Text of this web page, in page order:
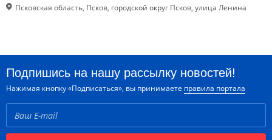
Псковская область, Псков, городской округ Псков, улица Ленина
Подпишись на нашу рассылку новостей!
Нажимая кнопку «Подписаться», вы принимаете правила портала